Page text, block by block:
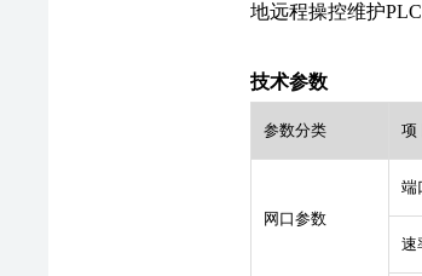
地远程操控维护
技术参数
参数分类 项
网口参数
端
速